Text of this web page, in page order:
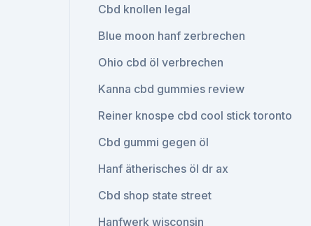
Cbd knollen legal
Blue moon hanf zerbrechen
Ohio cbd öl verbrechen
Kanna cbd gummies review
Reiner knospe cbd cool stick toronto
Cbd gummi gegen öl
Hanf ätherisches öl dr ax
Cbd shop state street
Hanfwerk wisconsin